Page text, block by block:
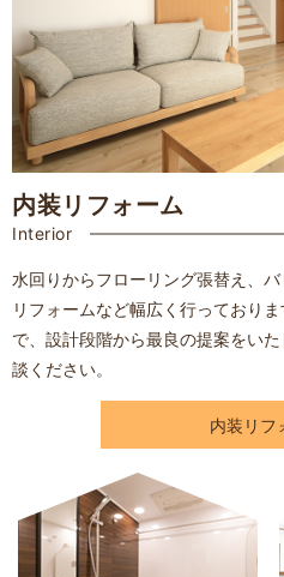
内装リフォーム
Interior
水回りからフローリング張替え、
リフォームなど幅広く行っておりま
で、設計段階から最良の提案をい
談ください。
内装リフ